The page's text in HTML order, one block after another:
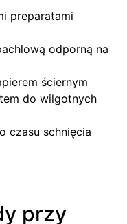
preparatami
odporną na
ściernym
do wilgotnych
czasu schnięcia
przy